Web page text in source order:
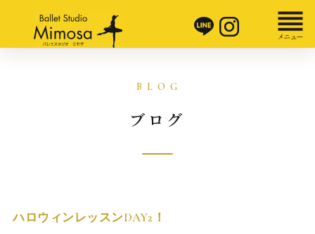
ブログ
ハロウィンレッスンDAY2！